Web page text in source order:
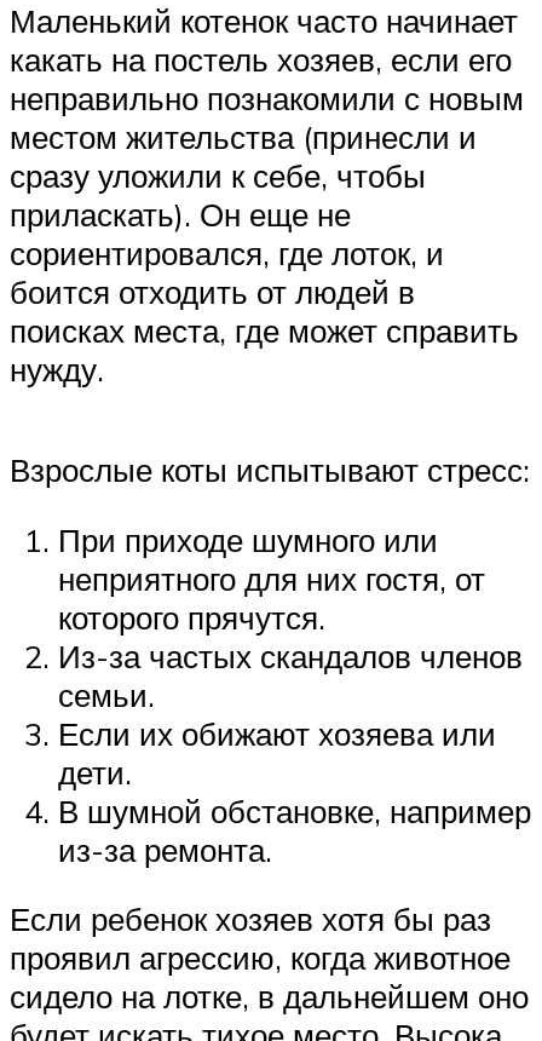
Маленький котенок часто начинает
какать на постель хозяев, если его
неправильно познакомили с новым
местом жительства (принесли и
сразу уложили к себе, чтобы
приласкать). Он еще не
сориентировался, где лоток, и
боится отходить от людей в
поисках места, где может справить
нужду.
Взрослые коты испытывают стресс:
При приходе шумного или
неприятного для них гостя, от
которого прячутся.
Из-за частых скандалов членов
семьи.
Если их обижают хозяева или
дети.
В шумной обстановке, например
из-за ремонта.
Если ребенок хозяев хотя бы раз
проявил агрессию, когда животное
сидело на лотке, в дальнейшем оно